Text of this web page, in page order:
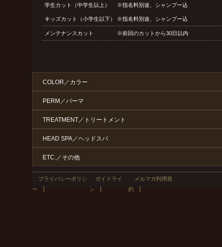
学生カット（中学生以上） ※指名料別途、シャンプー込
キッズカット（小学生以下） ※指名料別途、シャンプー込
メンテナンスカット ※前回のカットから30日以内
COLOR／カラー
PERM／パーマ
TREATMENT／トリートメント
HEAD SPA／ヘッドスパ
ETC.／その他
プライバシーポリシ
ー
ガイドライ
ン
メルマガ利用規
約